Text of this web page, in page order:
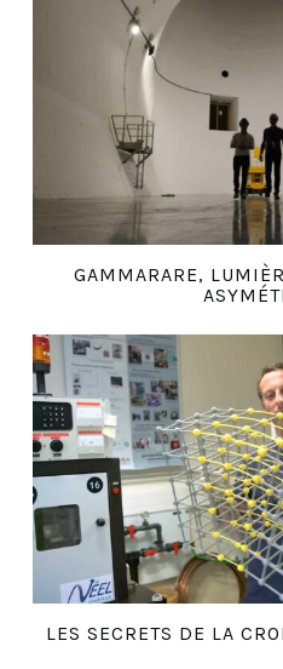
GAMMARARE,
LES SECRETS DE LA